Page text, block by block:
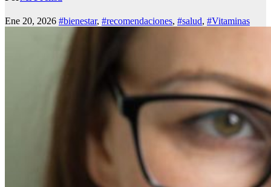
Ene 20, 2026 #bienestar, #recomendaciones, #salud, #Vitaminas